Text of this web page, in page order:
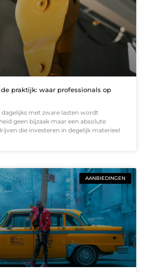
praktijk: waar professionals op
met zware lasten wordt
geen bijzaak maar een absolute
die investeren in degelijk materieel
AANBIEDINGEN